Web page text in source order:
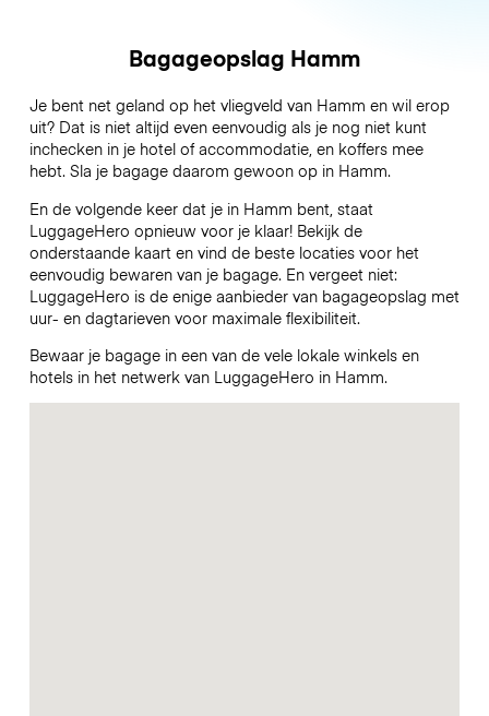
Bagageopslag Hamm
Je bent net geland op het vliegveld van Hamm en wil erop
uit? Dat is niet altijd even eenvoudig als je nog niet kunt
inchecken in je hotel of accommodatie, en koffers mee
hebt. Sla je bagage daarom gewoon op in Hamm.
En de volgende keer dat je in Hamm bent, staat
LuggageHero opnieuw voor je klaar! Bekijk de
onderstaande kaart en vind de beste locaties voor het
eenvoudig bewaren van je bagage. En vergeet niet:
LuggageHero is de enige aanbieder van bagageopslag met
uur- en dagtarieven voor maximale flexibiliteit.
Bewaar je bagage in een van de vele lokale winkels en
hotels in het netwerk van LuggageHero in Hamm.